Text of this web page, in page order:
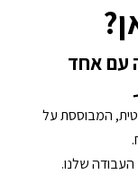
עם אחד
המבוססת על
שלנו.